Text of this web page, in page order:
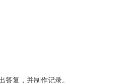
复，并制作记录。